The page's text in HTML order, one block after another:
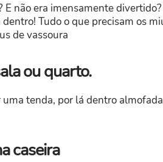
E não era imensamente
Tudo o que precisam os
de vassoura
ou quarto.
tenda, por lá dentro
caseira